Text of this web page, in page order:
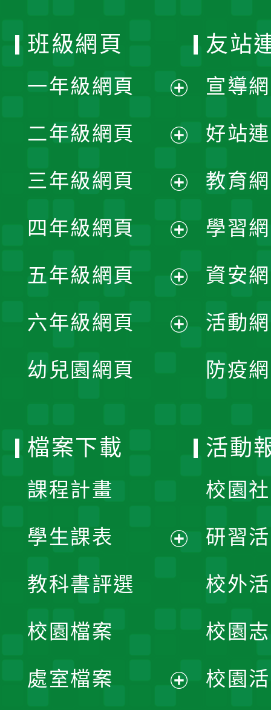
班級網頁
一年級網頁
開
選
單
二年級網頁
開
選
單
三年級網頁
開
選
單
四年級網頁
開
選
五年級網頁
開
六年級網頁
幼兒園網頁
友站
宣導
好站
教育
學習
資安
活動
防疫
檔案下載
課程計畫
學生課表
單
教科書評選
校園檔案
處室檔案
活動
校園
研習
校外
校園
校園